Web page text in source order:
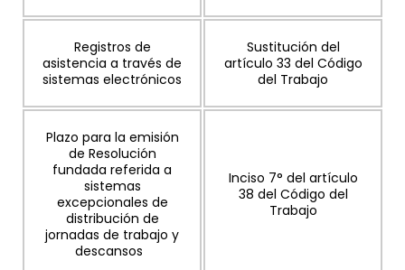
Registros de
asistencia a través de
sistemas electrónicos
Sustitución del
artículo 33 del Código
del Trabajo
Plazo para la emisión
de Resolución
fundada referida a
sistemas
excepcionales de
distribución de
jornadas de trabajo y
descansos
Inciso 7° del artículo
38 del Código del
Trabajo